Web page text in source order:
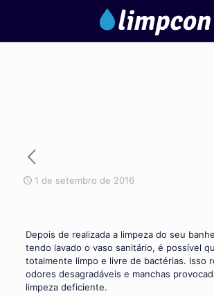
1 de setembro de 2016
Depois de realizada a limpeza do seu
tendo lavado o vaso sanitário, é possível
totalmente limpo e livre de bactérias. Isso
odores desagradáveis e manchas
limpeza deficiente.